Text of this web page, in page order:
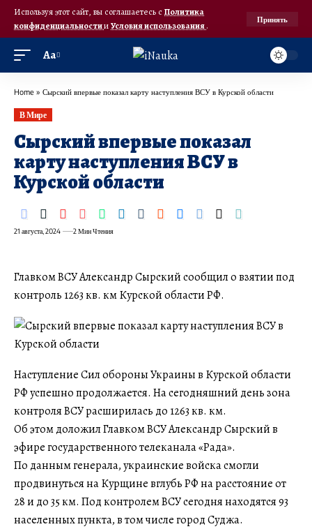
Используя этот сайт, вы соглашаетесь с Политика
конфиденциальностииУсловия использования.
Принять
Аа
Home » ​Сырский впервые показал карту наступления ВСУ в Курской области
В Мире
​Сырский впервые показал
карту наступления ВСУ в
Курской области
21 августа, 2024 2 Мин Чтения
Главком ВСУ Александр Сырский сообщил о взятии под
контроль 1263 кв. км Курской области РФ.
Наступление Сил обороны Украины в Курской области
РФ успешно продолжается. На сегодняшний день зона
контроля ВСУ расширилась до 1263 кв. км.
Об этом доложил Главком ВСУ Александр Сырский в
эфире государственного телеканала «Рада».
По данным генерала, украинские войска смогли
продвинуться на Курщине вглубь РФ на расстояние от
28 и до 35 км. Под контролем ВСУ сегодня находятся 93
населенных пункта, в том числе город Суджа.